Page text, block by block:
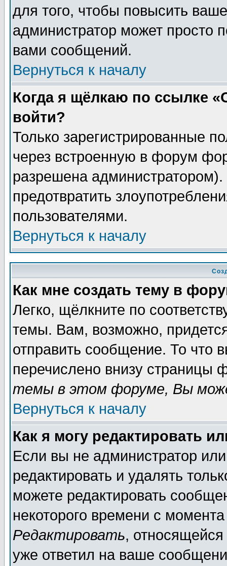
для того, чтобы повысить
администратор может просто
вами сообщений.
Вернуться к началу
Когда я щёлкаю по ссылке
войти?
Только зарегистрированные
через встроенную в форум
разрешена
предотвратить
пользователями.
Вернуться к началу
Как мне создать тему в
Легко, щёлкните по
темы. Вам, возможно,
отправить сообщение. То что
перечислено внизу страницы
темы в этом форуме, Вы
Вернуться к началу
Как я могу редактировать
Если вы не администратор
редактировать и удалять
можете редактировать
некоторого времени с
Редактировать,
уже ответил на ваше